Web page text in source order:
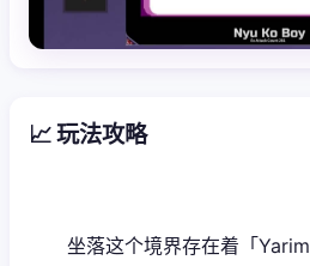
📈 玩法攻略
坐落这个境界存在着「